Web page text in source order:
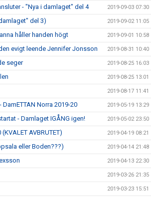
- "Nya i damlaget" del 4 2019-09-03 07:30
del 3) 2019-09-02 11:05
håller handen högt 2019-09-01 10:58
evigt leende Jennifer Jonsson 2019-08-31 10:40
seger 2019-08-25 16:03
2019-08-25 13:01
2019-08-17 11:41
DamETTAN Norra 2019-20 2019-05-19 13:29
- Damlaget IGÅNG igen! 2019-05-02 23:50
AVBRUTET) 2019-04-19 08:21
eller Boden???) 2019-04-14 21:48
2019-04-13 22:30
2019-03-26 21:35
2019-03-23 15:51